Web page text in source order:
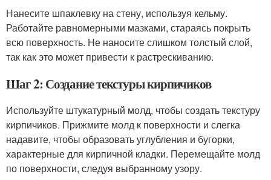
Нанесите шпаклевку на стену, используя кельму.
Работайте равномерными мазками, стараясь покрыть
всю поверхность. Не наносите слишком толстый слой,
так как это может привести к растрескиванию.
Шаг 2: Создание текстуры кирпичиков
Используйте штукатурный молд, чтобы создать текстуру
кирпичиков. Прижмите молд к поверхности и слегка
надавите, чтобы образовать углубления и бугорки,
характерные для кирпичной кладки. Перемещайте молд
по поверхности, следуя выбранному узору.